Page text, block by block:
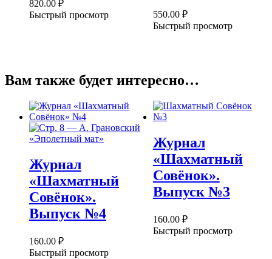
820.00 ₽
Быстрый просмотр
550.00 ₽
Быстрый просмотр
Вам также будет интересно…
Журнал
«Шахматный
Совёнок».
Выпуск №4
160.00 ₽
Быстрый просмотр
Журнал
«Шахматный
Совёнок».
Выпуск №3
160.00 ₽
Быстрый просмотр